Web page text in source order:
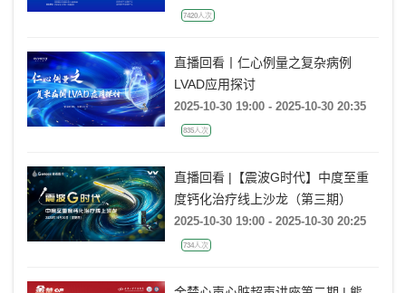
7420人次
直播回看丨仁心例量之复杂病例
LVAD应用探讨
2025-10-30 19:00 - 2025-10-30 20:35
835人次
直播回看 |【震波G时代】中度至重
度钙化治疗线上沙龙（第三期）
2025-10-30 19:00 - 2025-10-30 20:25
734人次